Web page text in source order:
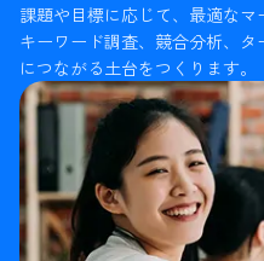
課題や目標に応じて、最適なマ
キーワード調査、競合分析、
につながる土台をつくります。